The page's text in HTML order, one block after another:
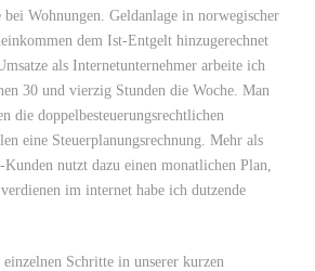
Wohnungen. Geldanlage in norwegischer
dem Ist-Entgelt hinzugerechnet
als Internetunternehmer arbeite ich
30 und vierzig Stunden die Woche. Man
die doppelbesteuerungsrechtlichen
eine Steuerplanungsrechnung. Mehr als
nutzt dazu einen monatlichen Plan,
im internet habe ich dutzende
Schritte in unserer kurzen